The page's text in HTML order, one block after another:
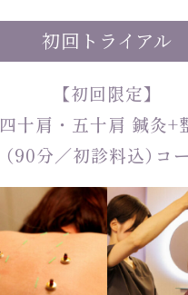
初回トライアル
【初回限定】
四十肩・五十肩 鍼灸+
（90分／初診料込）コ